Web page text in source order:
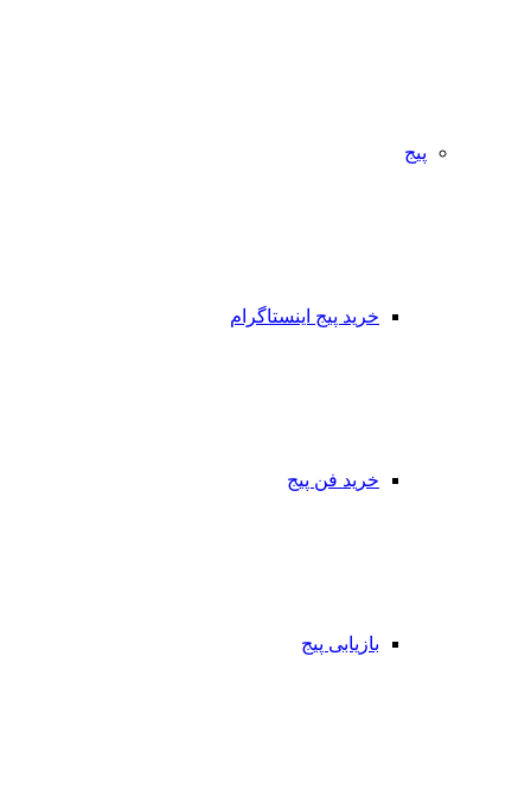
پیج
خرید پیج اینستاگرام
خرید فن پیج
بازیابی پیج